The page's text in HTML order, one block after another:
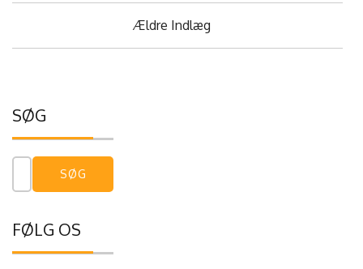
indlæg
Ældre Indlæg
SØG
Søg
FØLG OS